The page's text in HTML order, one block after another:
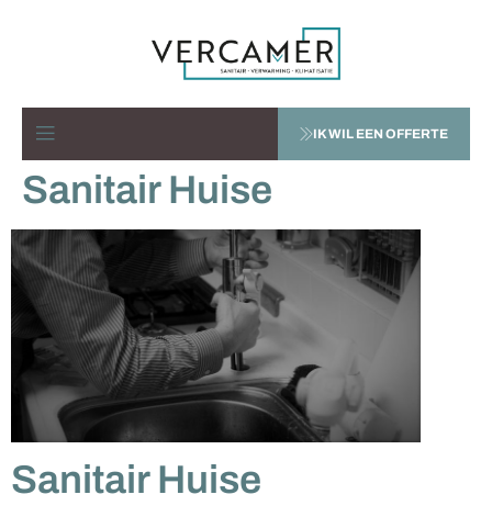
IK WIL EEN OFFERTE
Sanitair Huise
Sanitair Huise